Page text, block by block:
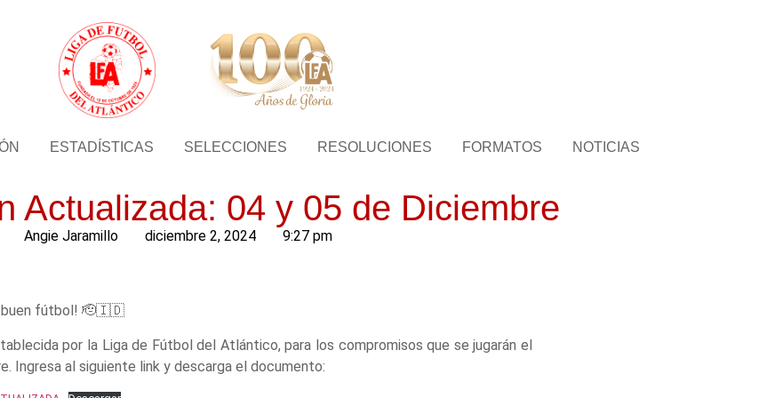
ESTADÍSTICAS SELECCIONES RESOLUCIONES FORMATOS NOTICIAS
Actualizada: 04 y 05 de Diciembre
Angie Jaramillo diciembre 2, 2024 9:27 pm
buen fútbol! 🫡🇮🇩
por la Liga de Fútbol del Atlántico, para los compromisos que se jugarán el
Ingresa al siguiente link y descarga el documento: